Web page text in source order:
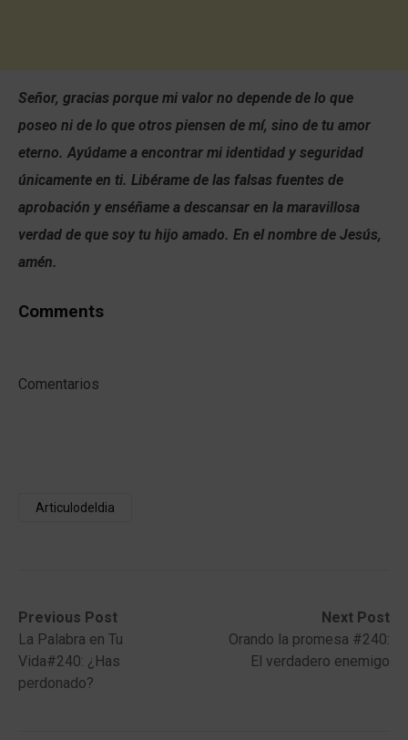
Señor, gracias porque mi valor no depende de lo que
poseo ni de lo que otros piensen de mí, sino de tu amor
eterno. Ayúdame a encontrar mi identidad y seguridad
únicamente en ti. Libérame de las falsas fuentes de
aprobación y enséñame a descansar en la maravillosa
verdad de que soy tu hijo amado. En el nombre de Jesús,
amén.
Comments
Comentarios
Articulodeldia
Post
navigation
Previous Post
Previous
post:La Palabra en Tu
Vida#240: ¿Has
perdonado?
Next Post
Next
post:
Orando la promesa #240:
El verdadero enemigo